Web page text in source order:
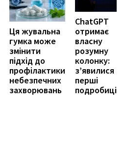
Ця жувальна
гумка може
змінити
підхід до
профілактики
небезпечних
захворювань
ChatGPT
отримає
власну
розумну
колонку:
з’явилися
перші
подробиці